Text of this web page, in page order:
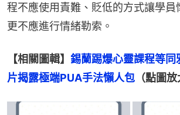
程不應使用責難、貶低的方式讓學員
更不應進行情緒勒索。
【相關圖輯】 錫蘭踢爆心靈課程等同
片揭露極端PUA手法懶人包 （點圖放